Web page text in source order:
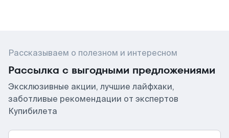
Рассказываем о полезном и интересном
Рассылка с выгодными предложениями
Эксклюзивные акции, лучшие лайфхаки,
заботливые рекомендации от экспертов
Купибилета